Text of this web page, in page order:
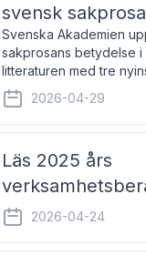
svensk sakprosa
Svenska Akademien
sakprosans betydelse i
litteraturen med tre
Svenska Akademiens
framstående författare
sakprosa som i år går
2026-04-29
Läs 2025 års
2026-04-24